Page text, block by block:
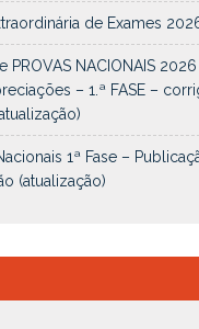
de Exames
e PROVAS NACIONAIS
– 1.ª FASE –
1ª Fase –
(atualização)